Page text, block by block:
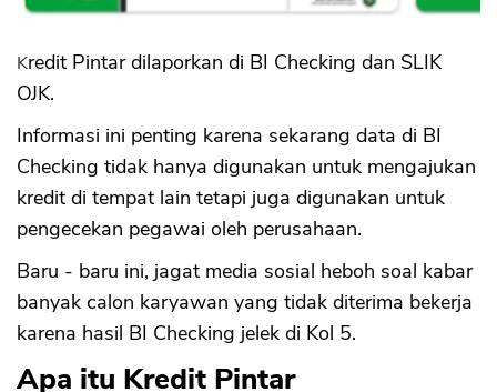
Kredit Pintar dilaporkan di BI Checking dan SLIK
OJK.
Informasi ini penting karena sekarang data di BI
Checking tidak hanya digunakan untuk mengajukan
kredit di tempat lain tetapi juga digunakan untuk
pengecekan pegawai oleh perusahaan.
Baru - baru ini, jagat media sosial heboh soal kabar
banyak calon karyawan yang tidak diterima bekerja
karena hasil BI Checking jelek di Kol 5.
Apa itu Kredit Pintar